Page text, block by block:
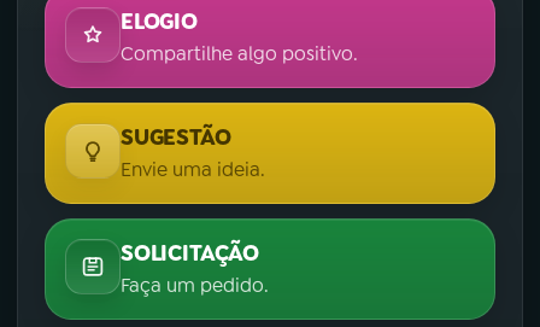
ELOGIO
Compartilhe algo positivo.
SUGESTÃO
Envie uma ideia.
SOLICITAÇÃO
Faça um pedido.